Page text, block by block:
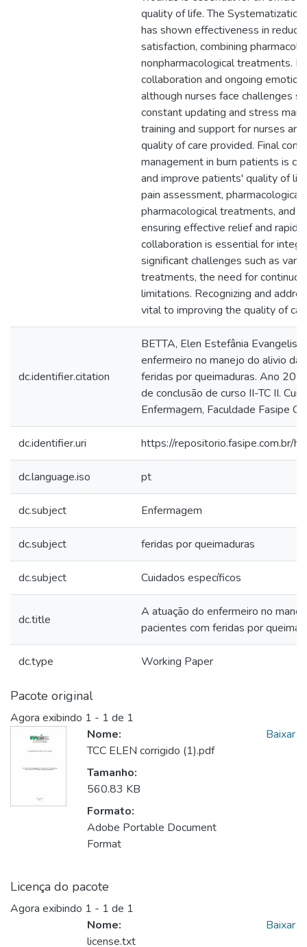
quality of life. The
has shown effectiveness in
satisfaction, combining
nonpharmacological treatments.
collaboration and ongoing
although nurses face challenges
constant updating and stress
training and support for nurses
quality of care provided. Final
management in burn patients is
and improve patients' quality of
pain assessment, pharmacological
pharmacological treatments, and
ensuring effective relief and rapid
collaboration is essential for
significant challenges such as
treatments, the need for
limitations. Recognizing and
vital to improving the quality of
dc.identifier.citation
BETTA, Elen Estefânia
enfermeiro no manejo do alivio da
feridas por queimaduras. Ano
de conclusão de curso II-TC II.
Enfermagem, Faculdade Fasipe
dc.identifier.uri https://repositorio.fasipe.com.br/
dc.language.iso pt
dc.subject Enfermagem
dc.subject feridas por queimaduras
dc.subject Cuidados específicos
dc.title
A atuação do enfermeiro no
pacientes com feridas por
dc.type Working Paper
Pacote original
Agora exibindo 1 - 1 de 1
Nome:
TCC ELEN corrigido (1).pdf
Tamanho:
560.83 KB
Formato:
Adobe Portable Document
Format
Baixar
Licença do pacote
Agora exibindo 1 - 1 de 1
Nome:
license.txt
Baixar